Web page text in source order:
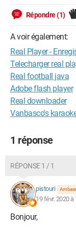
Merci à l'avance
vivre une belle
Confiance
Répondre (1)
A voir également:
Real Player -
Telecharger real
Real football java
Adobe flash player
Real downloader
Vanbasco's
1 réponse
RÉPONSE 1 / 1
pistouri
19 févr. 2020 à
Bonjour,